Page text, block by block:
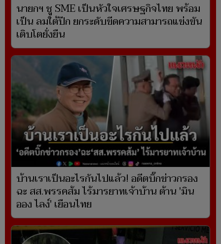
นายกฯ ชู SME เป็นหัวใจเศรษฐกิจไทย พร้อม
เป็น ลมใต้ปีก ยกระดับขีดความสามารถแข่งขัน
เติบโตยั่งยืน
บ้านเราเป็นอะไรกันไปแล้ว! อดีตบิ๊กข่าวกรอง
ฉะ สส.พรรคส้ม ไร้มารยาทเจ้าบ้าน ต้าน 'มิน
ออง ไลง์' เยือนไทย